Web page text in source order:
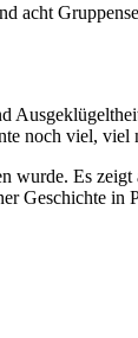
acht
noch viel, viel
wurde. Es
Geschichte in